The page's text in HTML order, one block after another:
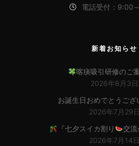
電話受付：9:00
新着お知らせ
喀痰吸引研修のご
2026年8月3日
お誕生日おめでとうござ
2026年7月29日
『七夕スイカ割り
交流
2026年7月14日